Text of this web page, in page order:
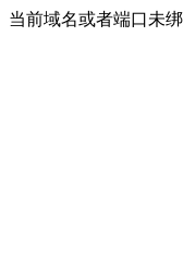
当前域名或者端口未